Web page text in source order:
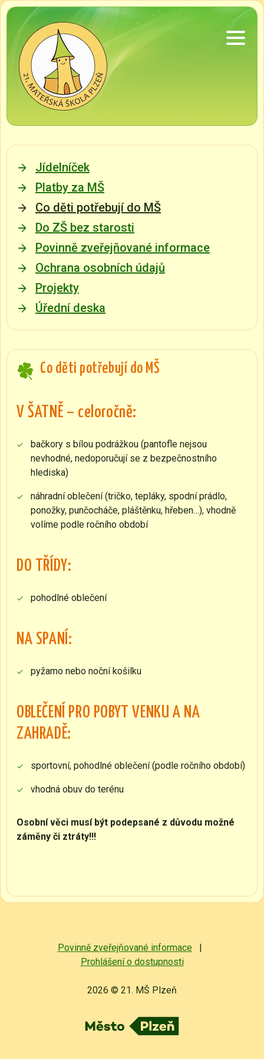
Jídelníček
Platby za MŠ
Co děti potřebují do MŠ
Do ZŠ bez starosti
Povinně zveřejňované informace
Ochrana osobních údajů
Projekty
Úřední deska
Co děti potřebují do MŠ
V ŠATNĚ – celoročně:
bačkory s bílou podrážkou (pantofle nejsou
nevhodné, nedoporučují se z bezpečnostního
hlediska)
náhradní oblečení (tričko, tepláky, spodní prádlo,
ponožky, punčocháče, pláštěnku, hřeben…), vhodně
volíme podle ročního období
DO TŘÍDY:
pohodlné oblečení
NA SPANÍ:
pyžamo nebo noční košilku
OBLEČENÍ PRO POBYT VENKU A NA
ZAHRADĚ:
sportovní, pohodlné oblečení (podle ročního období)
vhodná obuv do terénu
Osobní věci musí být podepsané z důvodu možné
záměny či ztráty!!!
Povinně zveřejňované informace|
Prohlášení o dostupnosti
2026 © 21. MŠ Plzeň